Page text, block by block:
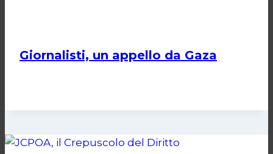
Giornalisti, un appello da Gaza